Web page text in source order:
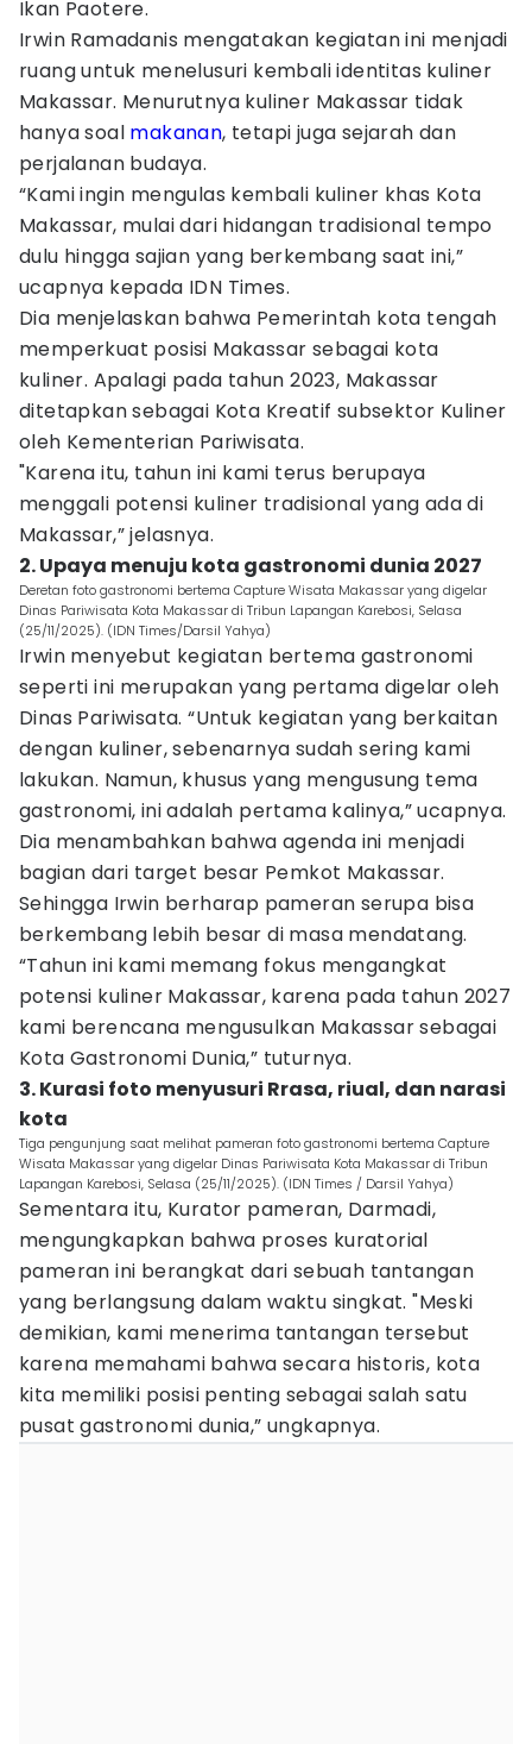
Ikan Paotere.
Irwin Ramadanis mengatakan kegiatan ini menjadi
ruang untuk menelusuri kembali identitas kuliner
Makassar. Menurutnya kuliner Makassar tidak
hanya soal makanan, tetapi juga sejarah dan
perjalanan budaya.
“Kami ingin mengulas kembali kuliner khas Kota
Makassar, mulai dari hidangan tradisional tempo
dulu hingga sajian yang berkembang saat ini,”
ucapnya kepada IDN Times.
Dia menjelaskan bahwa Pemerintah kota tengah
memperkuat posisi Makassar sebagai kota
kuliner. Apalagi pada tahun 2023, Makassar
ditetapkan sebagai Kota Kreatif subsektor Kuliner
oleh Kementerian Pariwisata.
"Karena itu, tahun ini kami terus berupaya
menggali potensi kuliner tradisional yang ada di
Makassar,” jelasnya.
2. Upaya menuju kota gastronomi dunia 2027
Deretan foto gastronomi bertema Capture Wisata Makassar yang digelar
Dinas Pariwisata Kota Makassar di Tribun Lapangan Karebosi, Selasa
(25/11/2025). (IDN Times/Darsil Yahya)
Irwin menyebut kegiatan bertema gastronomi
seperti ini merupakan yang pertama digelar oleh
Dinas Pariwisata. “Untuk kegiatan yang berkaitan
dengan kuliner, sebenarnya sudah sering kami
lakukan. Namun, khusus yang mengusung tema
gastronomi, ini adalah pertama kalinya,” ucapnya.
Dia menambahkan bahwa agenda ini menjadi
bagian dari target besar Pemkot Makassar.
Sehingga Irwin berharap pameran serupa bisa
berkembang lebih besar di masa mendatang.
“Tahun ini kami memang fokus mengangkat
potensi kuliner Makassar, karena pada tahun 2027
kami berencana mengusulkan Makassar sebagai
Kota Gastronomi Dunia,” tuturnya.
3. Kurasi foto menyusuri Rrasa, riual, dan narasi
kota
Tiga pengunjung saat melihat pameran foto gastronomi bertema Capture
Wisata Makassar yang digelar Dinas Pariwisata Kota Makassar di Tribun
Lapangan Karebosi, Selasa (25/11/2025). (IDN Times / Darsil Yahya)
Sementara itu, Kurator pameran, Darmadi,
mengungkapkan bahwa proses kuratorial
pameran ini berangkat dari sebuah tantangan
yang berlangsung dalam waktu singkat. "Meski
demikian, kami menerima tantangan tersebut
karena memahami bahwa secara historis, kota
kita memiliki posisi penting sebagai salah satu
pusat gastronomi dunia,” ungkapnya.